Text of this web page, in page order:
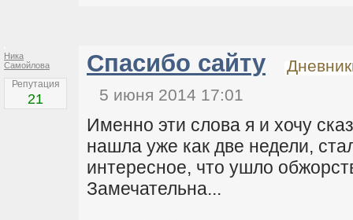
Ника
Самойлова
Репутация
21
Спасибо сайту
5 июня 2014 17:01
Именно эти слова я и хочу
нашла уже как две недели,
интересное, что ушло
Замечательна...